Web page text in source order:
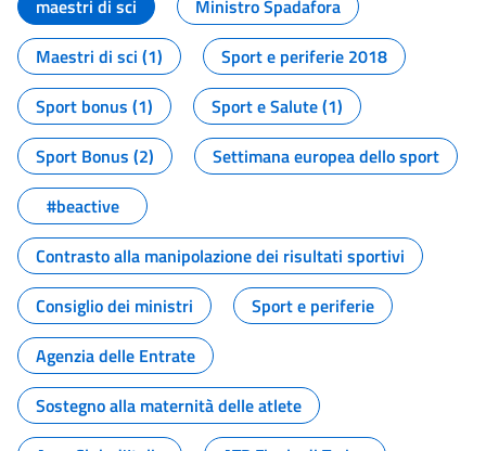
maestri di sci
Ministro Spadafora
Maestri di sci (1)
Sport e periferie 2018
Sport bonus (1)
Sport e Salute (1)
Sport Bonus (2)
Settimana europea dello sport
#beactive
Contrasto alla manipolazione dei risultati sportivi
Consiglio dei ministri
Sport e periferie
Agenzia delle Entrate
Sostegno alla maternità delle atlete